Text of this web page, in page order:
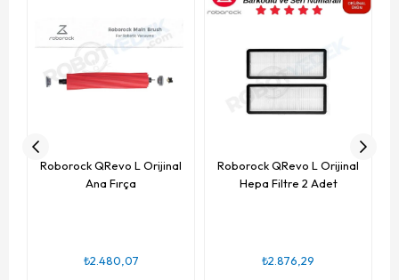
Roborock QRevo L Orijinal
Ana Fırça
₺2.480,07
Roborock QRevo L Orijinal
Hepa Filtre 2 Adet
₺2.876,29